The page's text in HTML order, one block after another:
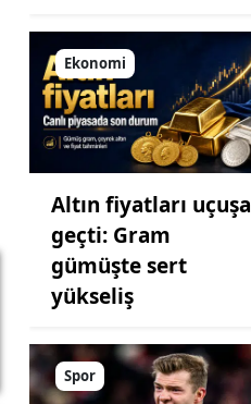
Gönder
Ekonomi
Altın fiyatları uçuşa
geçti: Gram
gümüşte sert
yükseliş
Spor